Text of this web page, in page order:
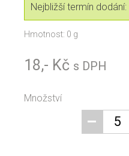
Nejbližší termín dodání:
Hmotnost: 0 g
18,- Kč s DPH
Množství
-